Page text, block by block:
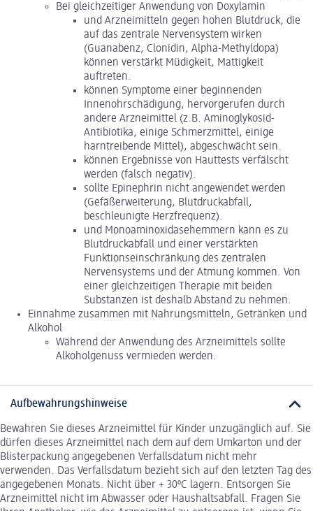
Bei gleichzeitiger Anwendung von Doxylamin
und Arzneimitteln gegen hohen Blutdruck, die
auf das zentrale Nervensystem wirken
(Guanabenz, Clonidin, Alpha-Methyldopa)
können verstärkt Müdigkeit, Mattigkeit
auftreten.
können Symptome einer beginnenden
Innenohrschädigung, hervorgerufen durch
andere Arzneimittel (z.B. Aminoglykosid-
Antibiotika, einige Schmerzmittel, einige
harntreibende Mittel), abgeschwächt sein.
können Ergebnisse von Hauttests verfälscht
werden (falsch negativ).
sollte Epinephrin nicht angewendet werden
(Gefäßerweiterung, Blutdruckabfall,
beschleunigte Herzfrequenz).
und Monoaminoxidasehemmern kann es zu
Blutdruckabfall und einer verstärkten
Funktionseinschränkung des zentralen
Nervensystems und der Atmung kommen. Von
einer gleichzeitigen Therapie mit beiden
Substanzen ist deshalb Abstand zu nehmen.
Einnahme zusammen mit Nahrungsmitteln, Getränken und
Alkohol
Während der Anwendung des Arzneimittels sollte
Alkoholgenuss vermieden werden.
Aufbewahrungshinweise
Bewahren Sie dieses Arzneimittel für Kinder unzugänglich auf. Sie
dürfen dieses Arzneimittel nach dem auf dem Umkarton und der
Blisterpackung angegebenen Verfallsdatum nicht mehr
verwenden. Das Verfallsdatum bezieht sich auf den letzten Tag des
angegebenen Monats. Nicht über + 30ºC lagern. Entsorgen Sie
Arzneimittel nicht im Abwasser oder Haushaltsabfall. Fragen Sie